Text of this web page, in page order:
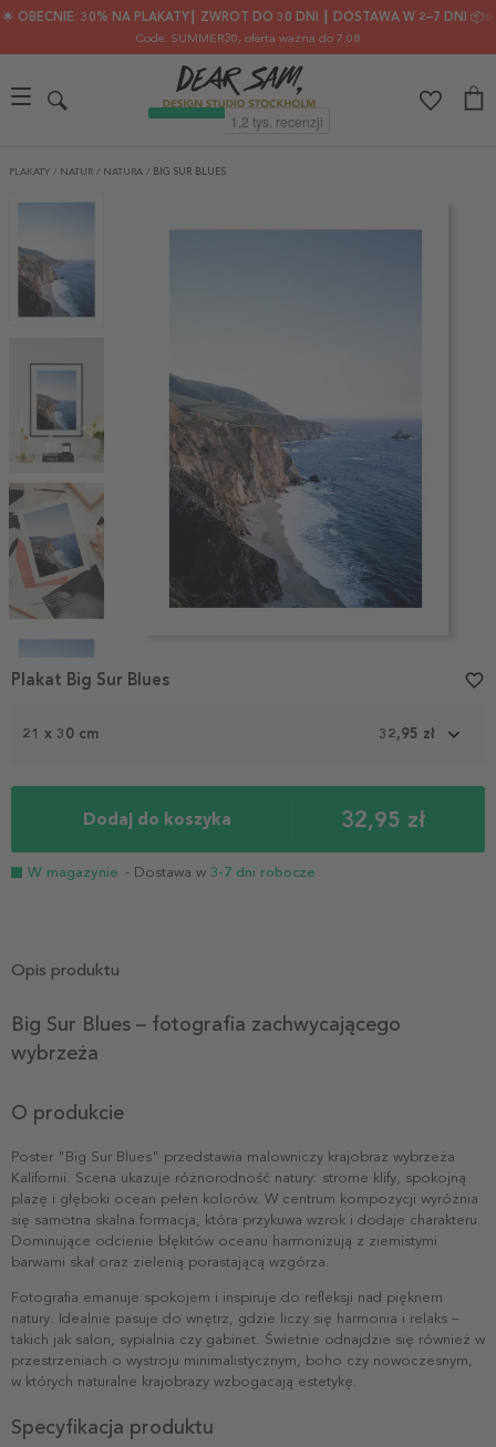
🌟 OBECNIE: 30% NA PLAKATY┃ ZWROT DO 30 DNI ┃ DOSTAWA W 2–7 DNI 📦✨
Code: SUMMER30, oferta ważna do 7.08
PLAKATY / NATUR / NATURA / BIG SUR BLUES
1
21 x 30 cm 32,95 zł
Dodaj do koszyka 32,95 zł
W magazynie - Dostawa w 3-7 dni robocze
Plakat Big Sur Blues favorite_border
Opis produktu
Big Sur Blues – fotografia zachwycającego
wybrzeża
O produkcie
Poster "Big Sur Blues" przedstawia malowniczy krajobraz wybrzeża
Kalifornii. Scena ukazuje różnorodność natury: strome klify, spokojną
plażę i głęboki ocean pełen kolorów. W centrum kompozycji wyróżnia
się samotna skalna formacja, która przykuwa wzrok i dodaje charakteru.
Dominujące odcienie błękitów oceanu harmonizują z ziemistymi
barwami skał oraz zielenią porastającą wzgórza.
Fotografia emanuje spokojem i inspiruje do refleksji nad pięknem
natury. Idealnie pasuje do wnętrz, gdzie liczy się harmonia i relaks –
takich jak salon, sypialnia czy gabinet. Świetnie odnajdzie się również w
przestrzeniach o wystroju minimalistycznym, boho czy nowoczesnym,
w których naturalne krajobrazy wzbogacają estetykę.
Specyfikacja produktu